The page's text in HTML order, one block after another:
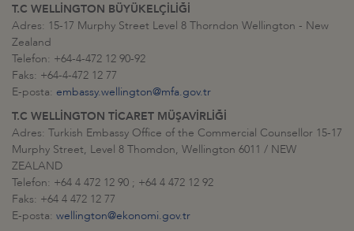
T.C WELLİNGTON BÜYÜKELÇİLİĞİ
Adres: 15-17 Murphy Street Level 8 Thorndon Wellington - New
Zealand
Telefon: +64-4-472 12 90-92
Faks: +64-4-472 12 77
E-posta: embassy.wellington@mfa.gov.tr
T.C WELLİNGTON TİCARET MÜŞAVİRLİĞİ
Adres: Turkish Embassy Office of the Commercial Counsellor 15-17
Murphy Street, Level 8 Thomdon, Wellington 6011 / NEW
ZEALAND
Telefon: +64 4 472 12 90 ; +64 4 472 12 92
Faks: +64 4 472 12 77
E-posta: wellington@ekonomi.gov.tr